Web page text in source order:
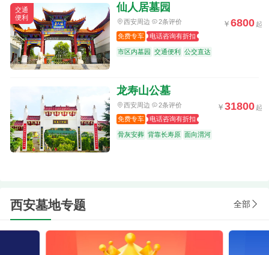
交通
便利
仙人居墓园
6800
西安周边
2条评价
免费专车
电话咨询有折扣
市区内墓园 交通便利 公交直达
龙寿山公墓
31800
西安周边
2条评价
免费专车
电话咨询有折扣
骨灰安葬 背靠长寿原 面向渭河
西安墓地专题 全部